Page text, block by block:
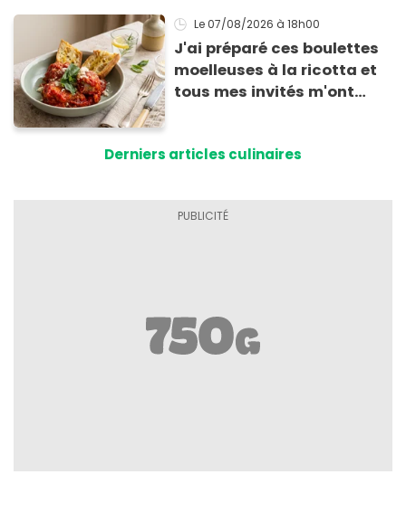
Le 07/08/2026 à 18h00
J'ai préparé ces boulettes
moelleuses à la ricotta et
tous mes invités m'ont
Derniers articles culinaires